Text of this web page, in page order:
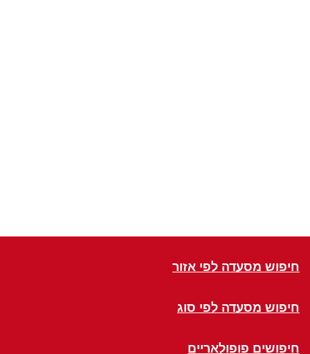
חיפוש מסעדה לפי אזור
חיפוש מסעדה לפי סוג
חיפושים פופולאריים